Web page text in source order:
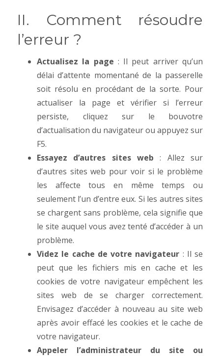
II. Comment résoudre
l’erreur ?
Actualisez la page : Il peut arriver qu’un
délai d’attente momentané de la passerelle
soit résolu en procédant de la sorte. Pour
actualiser la page et vérifier si l’erreur
persiste, cliquez sur le bouvotre
d’actualisation du navigateur ou appuyez sur
F5.
Essayez d’autres sites web : Allez sur
d’autres sites web pour voir si le problème
les affecte tous en même temps ou
seulement l’un d’entre eux. Si les autres sites
se chargent sans problème, cela signifie que
le site auquel vous avez tenté d’accéder à un
problème.
Videz le cache de votre navigateur : Il se
peut que les fichiers mis en cache et les
cookies de votre navigateur empêchent les
sites web de se charger correctement.
Envisagez d’accéder à nouveau au site web
après avoir effacé les cookies et le cache de
votre navigateur.
Appeler l’administrateur du site ou